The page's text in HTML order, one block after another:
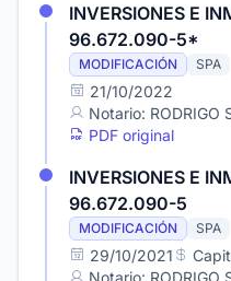
INVERSIONES E
96.672.090-5*
MODIFICACIÓN SPA
21/10/2022
Notario: RODRIGO
PDF original
INVERSIONES E
96.672.090-5
MODIFICACIÓN SPA
29/10/2021
Notario: RODRIGO